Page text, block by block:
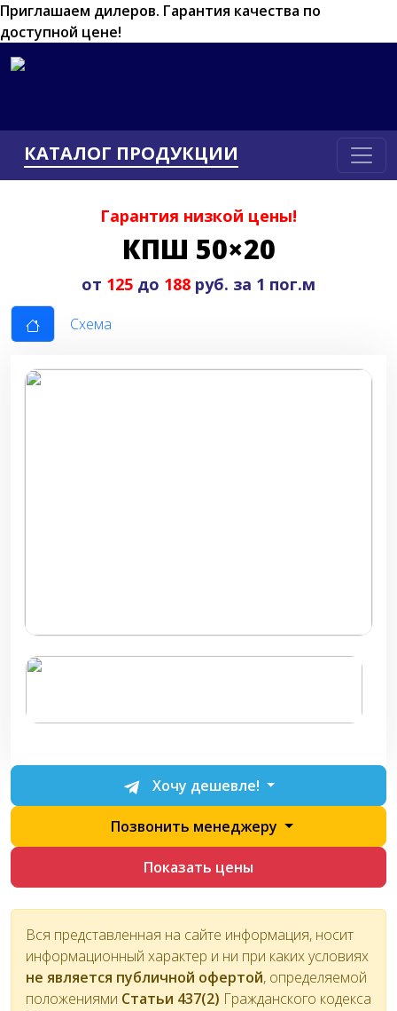
Приглашаем дилеров. Гарантия качества по
доступной цене!
КАТАЛОГ ПРОДУКЦИИ
Гарантия низкой цены!
КПШ 50×20
от 125 до 188 руб. за 1 пог.м
Схема
Хочу дешевле!
Позвонить менеджеру
Показать цены
Вся представленная на сайте информация, носит
информационный характер и ни при каких условиях
не является публичной офертой, определяемой
положениями Статьи 437(2) Гражданского кодекса